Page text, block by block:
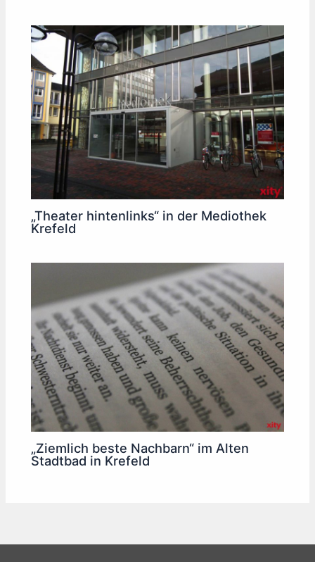
„Theater hintenlinks“ in der Mediothek
Krefeld
„Ziemlich beste Nachbarn“ im Alten
Stadtbad in Krefeld